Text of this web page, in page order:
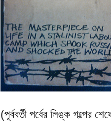
(পূর্ববর্তী পর্বের লিঙ্ক গল্পের